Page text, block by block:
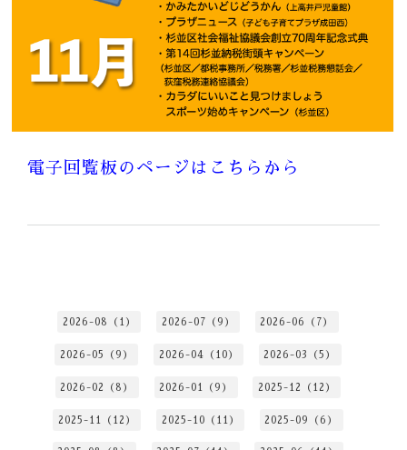
電子回覧板のページはこちらから
2026-08（1） 2026-07（9） 2026-06（7）
2026-05（9） 2026-04（10） 2026-03（5）
2026-02（8） 2026-01（9） 2025-12（12）
2025-11（12） 2025-10（11） 2025-09（6）